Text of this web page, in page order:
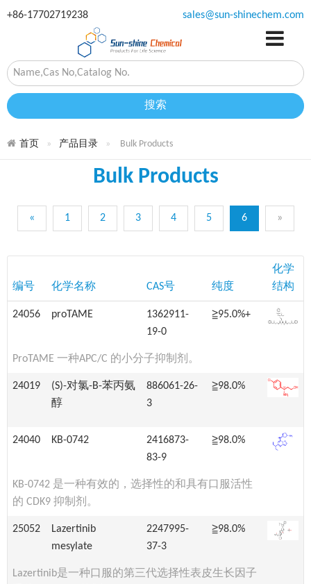
+86-17702719238 sales@sun-shinechem.com
搜索
首页 产品目录 Bulk Products
Bulk Products
« 1 2 3 4 5 6 »
编号 化学名称 CAS号 纯度
化学
结构
24056 proTAME
1362911-
19-0
≧95.0%+
ProTAME 一种APC/C 的小分子抑制剂。
24019
(S)-对氯-Β-苯丙氨
醇
886061-26-
3
≧98.0%
24040 KB-0742
2416873-
83-9
≧98.0%
KB-0742 是一种有效的，选择性的和具有口服活性
的 CDK9 抑制剂。
25052
Lazertinib
mesylate
2247995-
37-3
≧98.0%
Lazertinib是一种口服的第三代选择性表皮生长因子